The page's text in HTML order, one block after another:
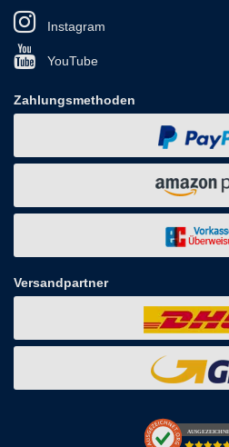
Instagram
YouTube
Zahlungsmethoden
Versandpartner